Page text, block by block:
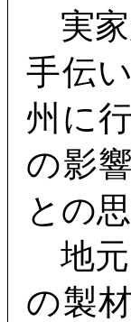
実家
手伝
州に
の影
との
地元
の製